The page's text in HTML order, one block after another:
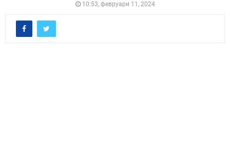
10:53, февруари 11, 2024